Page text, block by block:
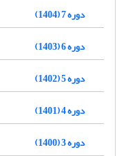
دوره 7 (1404)
دوره 6 (1403)
دوره 5 (1402)
دوره 4 (1401)
دوره 3 (1400)